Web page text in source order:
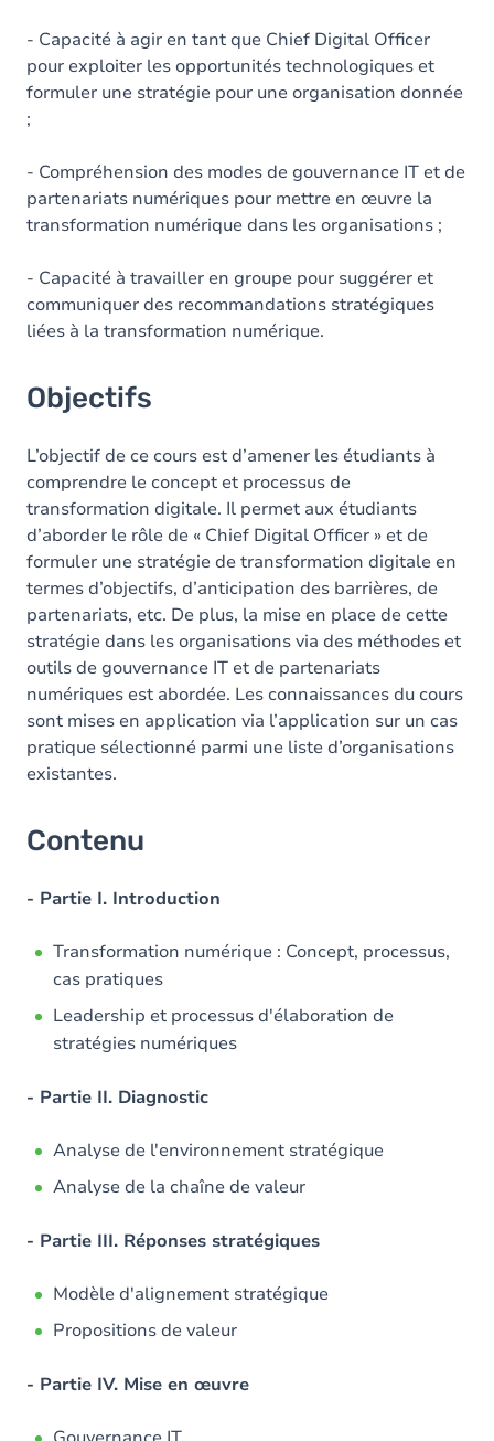
- Capacité à agir en tant que Chief Digital Officer
pour exploiter les opportunités technologiques et
formuler une stratégie pour une organisation donnée
;
- Compréhension des modes de gouvernance IT et de
partenariats numériques pour mettre en œuvre la
transformation numérique dans les organisations ;
- Capacité à travailler en groupe pour suggérer et
communiquer des recommandations stratégiques
liées à la transformation numérique.
Objectifs
L’objectif de ce cours est d’amener les étudiants à
comprendre le concept et processus de
transformation digitale. Il permet aux étudiants
d’aborder le rôle de « Chief Digital Officer » et de
formuler une stratégie de transformation digitale en
termes d’objectifs, d’anticipation des barrières, de
partenariats, etc. De plus, la mise en place de cette
stratégie dans les organisations via des méthodes et
outils de gouvernance IT et de partenariats
numériques est abordée. Les connaissances du cours
sont mises en application via l’application sur un cas
pratique sélectionné parmi une liste d’organisations
existantes.
Contenu
- Partie I. Introduction
Transformation numérique : Concept, processus,
cas pratiques
Leadership et processus d'élaboration de
stratégies numériques
- Partie II. Diagnostic
Analyse de l'environnement stratégique
Analyse de la chaîne de valeur
- Partie III. Réponses stratégiques
Modèle d'alignement stratégique
Propositions de valeur
- Partie IV. Mise en œuvre